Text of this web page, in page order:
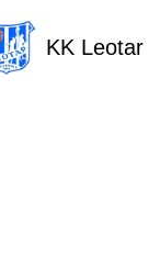
KK Leotar